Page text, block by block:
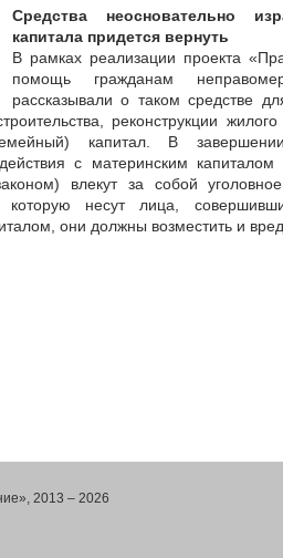
Средства неосновательно
капитала придется вернуть
В рамках реализации проекта
помощь гражданам
рассказывали о таком средстве
реконструкции
капитал. В
с материнским
влекут за собой
которую несут лица,
они должны возместить и
2013 – 2026